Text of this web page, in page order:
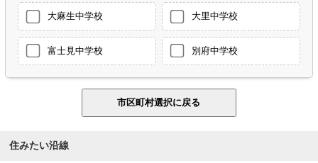
大麻生中学校 大里中学校
富士見中学校 別府中学校
住みたい沿線